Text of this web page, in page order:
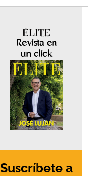
Revista en
un click
Suscríbete a